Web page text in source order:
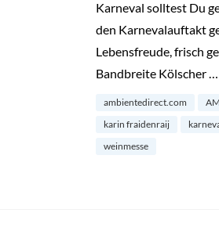
Karneval solltest Du
den Karnevalauftakt
Lebensfreude, frisch
Bandbreite Kölscher …
ambientedirect.com
karin fraidenraij
weinmesse